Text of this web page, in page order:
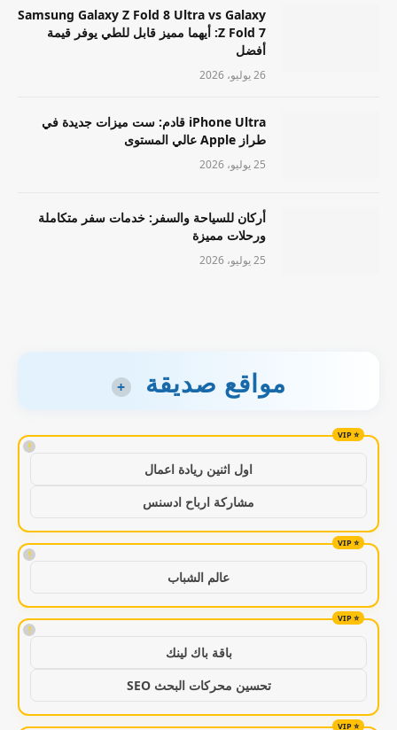
Samsung Galaxy Z Fold 8 Ultra vs Galaxy
Z Fold 7: أيهما مميز قابل للطي يوفر قيمة
أفضل
26 يوليو، 2026
iPhone Ultra قادم: ست ميزات جديدة في
طراز Apple عالي المستوى
25 يوليو، 2026
أركان للسياحة والسفر: خدمات سفر متكاملة
ورحلات مميزة
25 يوليو، 2026
مواقع صديقة +
!
اول اثنين ريادة اعمال
مشاركة ارباح ادسنس
!
عالم الشباب
!
باقة باك لينك
تحسين محركات البحث SEO